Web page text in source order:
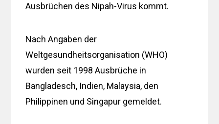
Ausbrüchen des Nipah-Virus kommt.
Nach Angaben der
Weltgesundheitsorganisation (WHO)
wurden seit 1998 Ausbrüche in
Bangladesch, Indien, Malaysia, den
Philippinen und Singapur gemeldet.